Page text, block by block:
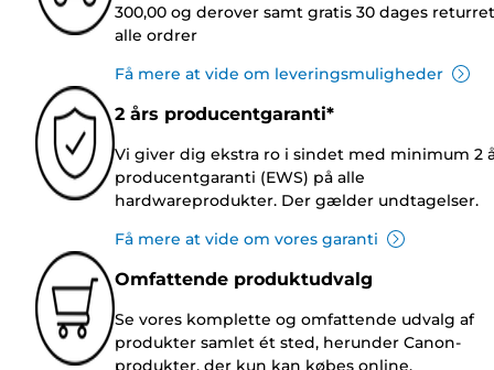
300,00 og derover samt gratis 30 dages
alle ordrer
Få mere at vide om leveringsmuligheder
2 års producentgaranti*
Vi giver dig ekstra ro i sindet med minimum 2
producentgaranti (EWS) på alle
hardwareprodukter. Der gælder undtagelser.
Få mere at vide om vores garanti
Omfattende produktudvalg
Se vores komplette og omfattende udvalg af
produkter samlet ét sted, herunder Canon-
produkter, der kun kan købes online.